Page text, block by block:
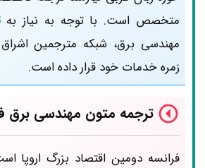
متخصص است. با توجه به نیاز به
مهندسی برق، شبکه مترجمین
زمره خدمات خود قرار داده است.
ترجمه متون مهندسی برق
فرانسه دومین اقتصاد بزرگ اروپا